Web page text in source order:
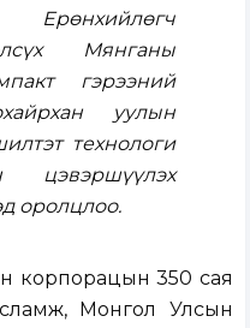
Мянганы
гэрээний
уулын
технологи
оролцлоо.
корпорацын 350 сая
Монгол Улсын